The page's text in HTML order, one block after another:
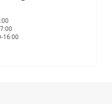
16:00